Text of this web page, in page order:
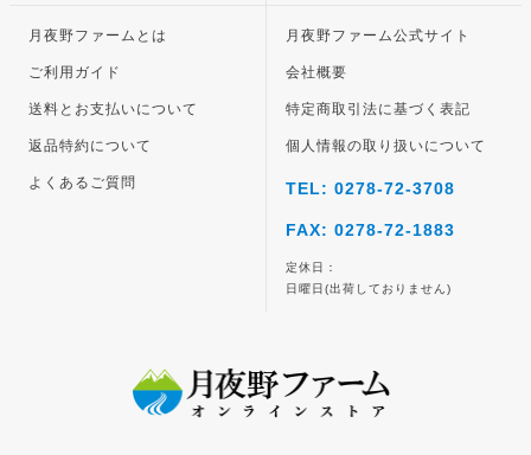
月夜野ファームとは
ご利用ガイド
送料とお支払いについて
返品特約について
よくあるご質問
月夜野ファーム公式サイト
会社概要
特定商取引法に基づく表記
個人情報の取り扱いについて
TEL: 0278-72-3708
FAX: 0278-72-1883
定休日：
日曜日(出荷しておりません)